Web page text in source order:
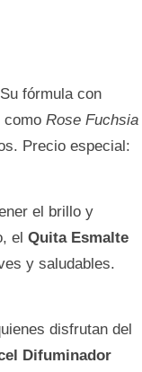
fórmula con
como Rose Fuchsia
Precio especial:
el brillo y
el Quita Esmalte
y saludables.
disfrutan del
Difuminador